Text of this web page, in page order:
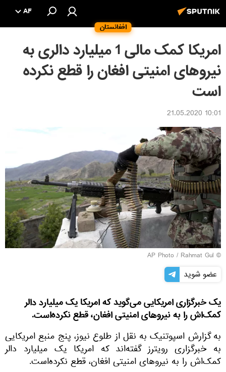
افغانستان
AF
امریکا کمک مالی 1 میلیارد دالری به
نیروهای امنیتی افغان را قطع نکرده
است
10:01 21.05.2020
© AP Photo / Rahmat Gul
عضو شوید
یک خبرگزاری امریکایی می‌گوید که امریکا یک میلیارد دالر
کمک‌‌اش را به نیروهای امنیتی افغان، قطع نکرده‌است.
به گزارش اسپوتنیک به نقل از طلوع نیوز، پنج منبع امریکایی
به خبرگزاری رویترز گفته‌اند که امریکا یک میلیارد دالر
کمک‌‌اش را به نیروهای امنیتی افغان، قطع نکرده‌است.